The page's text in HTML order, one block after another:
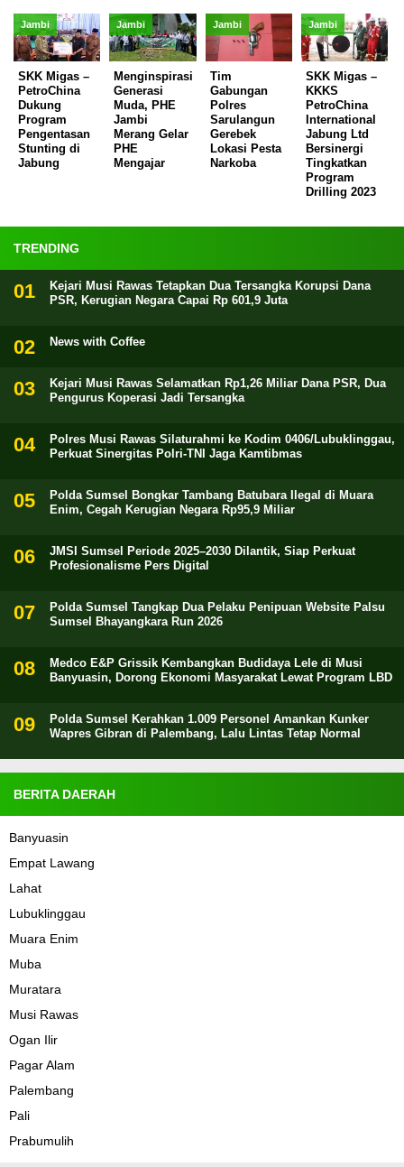
Jambi
SKK Migas –
PetroChina
Dukung
Program
Pengentasan
Stunting di
Jabung
Jambi
Menginspirasi
Generasi
Muda, PHE
Jambi
Merang Gelar
PHE
Mengajar
Jambi
Tim
Gabungan
Polres
Sarulangun
Gerebek
Lokasi Pesta
Narkoba
Jambi
SKK Migas –
KKKS
PetroChina
International
Jabung Ltd
Bersinergi
Tingkatkan
Program
Drilling 2023
TRENDING
Kejari Musi Rawas Tetapkan Dua Tersangka Korupsi Dana
PSR, Kerugian Negara Capai Rp 601,9 Juta
News with Coffee
Kejari Musi Rawas Selamatkan Rp1,26 Miliar Dana PSR, Dua
Pengurus Koperasi Jadi Tersangka
Polres Musi Rawas Silaturahmi ke Kodim 0406/Lubuklinggau,
Perkuat Sinergitas Polri-TNI Jaga Kamtibmas
Polda Sumsel Bongkar Tambang Batubara Ilegal di Muara
Enim, Cegah Kerugian Negara Rp95,9 Miliar
JMSI Sumsel Periode 2025–2030 Dilantik, Siap Perkuat
Profesionalisme Pers Digital
Polda Sumsel Tangkap Dua Pelaku Penipuan Website Palsu
Sumsel Bhayangkara Run 2026
Medco E&P Grissik Kembangkan Budidaya Lele di Musi
Banyuasin, Dorong Ekonomi Masyarakat Lewat Program LBD
Polda Sumsel Kerahkan 1.009 Personel Amankan Kunker
Wapres Gibran di Palembang, Lalu Lintas Tetap Normal
BERITA DAERAH
Banyuasin
Empat Lawang
Lahat
Lubuklinggau
Muara Enim
Muba
Muratara
Musi Rawas
Ogan Ilir
Pagar Alam
Palembang
Pali
Prabumulih